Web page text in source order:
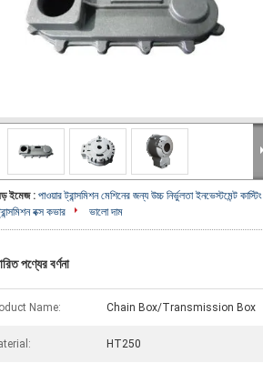
ইমেজ : পাওয়ার ট্রান্সমিশন মেশিনের জন্য উচ্চ নির্ভুলতা ইনভেস্টমেন্ট কাস্টিং
বক্স কভার
ভালো দাম
পণ্যের বর্ণনা
Name: Chain Box/Transmission Box
HT250